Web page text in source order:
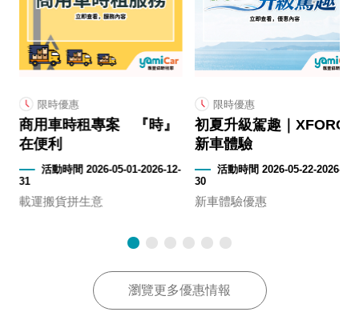
限時優惠
商用車時租專案 『時』
在便利
活動時間 2026-05-01-2026-12-
31
載運搬貨拼生意
限時優惠
初夏升級駕趣｜XFORCE
新車體驗
活動時間 2026-05-22-2026-09-
30
新車體驗優惠
瀏覽更多優惠情報